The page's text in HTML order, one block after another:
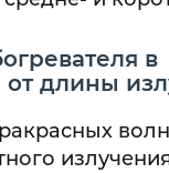
в
от длины